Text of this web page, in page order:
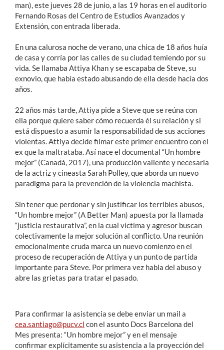
man), este jueves 28 de junio, a las 19 horas en el auditorio
Fernando Rosas del Centro de Estudios Avanzados y
Extensión, con entrada liberada.
En una calurosa noche de verano, una chica de 18 años huía
de casa y corría por las calles de su ciudad temiendo por su
vida. Se llamaba Attiya Khan y se escapaba de Steve, su
exnovio, que había estado abusando de ella desde hacía dos
años.
22 años más tarde, Attiya pide a Steve que se reúna con
ella porque quiere saber cómo recuerda él su relación y si
está dispuesto a asumir la responsabilidad de sus acciones
violentas. Attiya decide filmar este primer encuentro con el
ex que la maltrataba. Así nace el documental “Un hombre
mejor” (Canadá, 2017), una producción valiente y necesaria
de la actriz y cineasta Sarah Polley, que aborda un nuevo
paradigma para la prevención de la violencia machista.
Sin tener que perdonar y sin justificar los terribles abusos,
“Un hombre mejor” (A Better Man) apuesta por la llamada
“justicia restaurativa”, en la cual víctima y agresor buscan
colectivamente la mejor solución al conflicto. Una reunión
emocionalmente cruda marca un nuevo comienzo en el
proceso de recuperación de Attiya y un punto de partida
importante para Steve. Por primera vez habla del abuso y
abre las grietas para tratar el pasado.
Para confirmar la asistencia se debe enviar un mail a
cea.santiago@pucv.cl con el asunto Docs Barcelona del
Mes presenta: “Un hombre mejor” y en el mensaje
confirmar explícitamente su asistencia a la proyección del